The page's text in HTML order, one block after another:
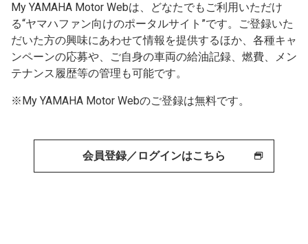
My YAMAHA Motor Webは、どなたでもご利用いただけ
る“ヤマハファン向けのポータルサイト”です。ご登録いた
だいた方の興味にあわせて情報を提供するほか、各種キャ
ンペーンの応募や、ご自身の車両の給油記録、燃費、メン
テナンス履歴等の管理も可能です。
※My YAMAHA Motor Webのご登録は無料です。
会員登録／ログインはこちら